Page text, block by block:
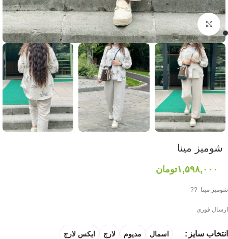
برای بزرگنمایی کلیک کنید
شومیز مینا
۱,۵۹۸,۰۰۰تومان
شومیز مینا ??
ارسال فوری
انتخاب سایز اسمال مدیوم لارج ایکس لارج